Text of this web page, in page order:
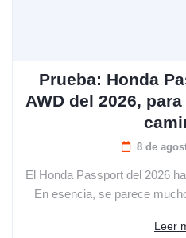
Prueba: Honda
AWD del 2026,
8 de
El Honda Passport del 2026
En esencia, se parece
Leer